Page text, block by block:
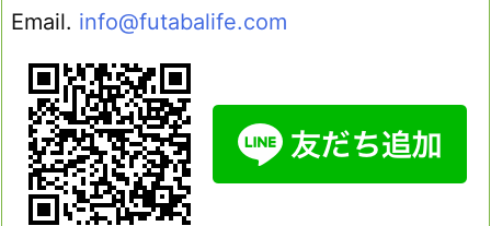
Email. info@futabalife.com